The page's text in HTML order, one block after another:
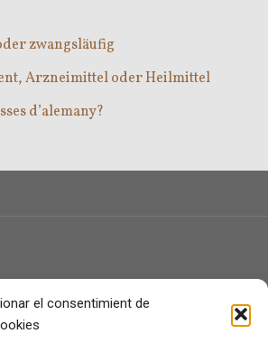
el consentimient de
zwangsläufig
Arzneimittel oder Heilmittel
d’alemany?